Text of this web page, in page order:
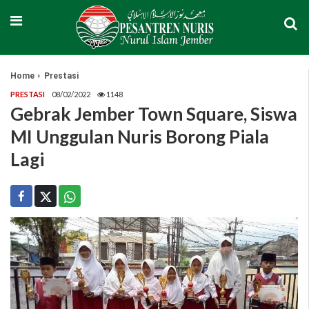
Home Prestasi
PRESTASI 08/02/2022 1148
Gebrak Jember Town Square, Siswa
MI Unggulan Nuris Borong Piala
Lagi